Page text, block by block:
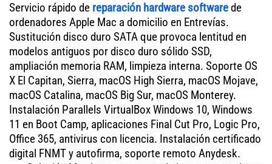
Servicio rápido de reparación hardware softwarede
ordenadores Apple Mac a domicilio en Entrevías.
Sustitución disco duro SATA que provoca lentitud en
modelos antiguos por disco duro sólido SSD,
ampliación memoria RAM, limpieza interna. Soporte OS
X El Capitan, Sierra, macOS High Sierra, macOS Mojave,
macOS Catalina, macOS Big Sur, macOS Monterey.
Instalación Parallels VirtualBox Windows 10, Windows
11 en Boot Camp, aplicaciones Final Cut Pro, Logic Pro,
Office 365, antivirus con licencia. Instalación certificado
digital FNMT y autofirma, soporte remoto Anydesk.